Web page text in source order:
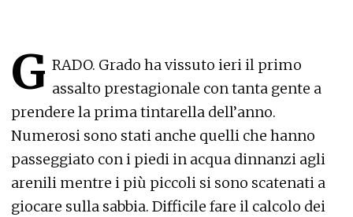
G RADO. Grado ha vissuto ieri il primo
assalto prestagionale con tanta gente a
prendere la prima tintarella dell’anno.
Numerosi sono stati anche quelli che hanno
passeggiato con i piedi in acqua dinnanzi agli
arenili mentre i più piccoli si sono scatenati a
giocare sulla sabbia. Difficile fare il calcolo dei